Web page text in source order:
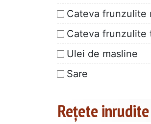
Cateva frunzulite
Cateva frunzulite
Ulei de masline
Sare
Rețete inrudite